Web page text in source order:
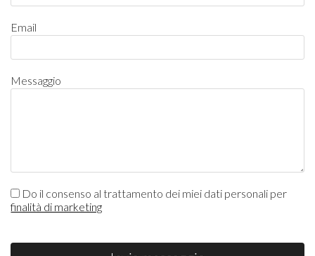
Email
Messaggio
Do il consenso al trattamento dei miei dati personali per
finalità di marketing